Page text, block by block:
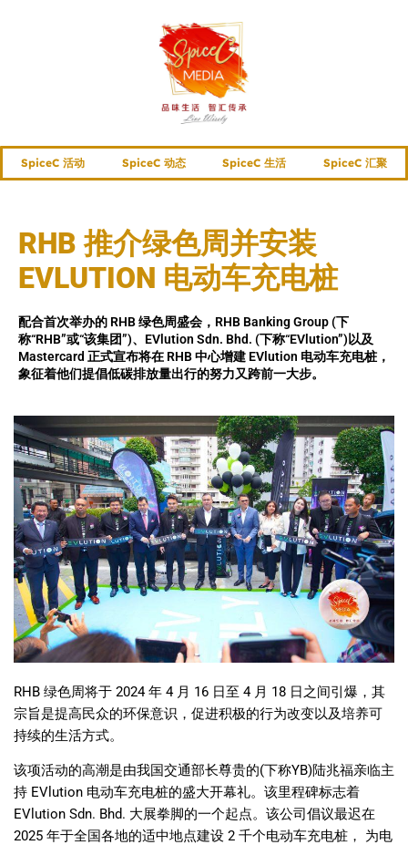
SpiceC 活动 SpiceC 动态 SpiceC 生活 SpiceC 汇聚
RHB 推介绿色周并安装
EVLUTION 电动车充电桩
配合首次举办的 RHB 绿色周盛会，RHB Banking Group (下
称“RHB”或“该集团”)、EVlution Sdn. Bhd. (下称“EVlution”)以及
Mastercard 正式宣布将在 RHB 中心增建 EVlution 电动车充电桩，
象征着他们提倡低碳排放量出行的努力又跨前一大步。
RHB 绿色周将于 2024年 4 月 16 日至 4 月 18 日之间引爆，其
宗旨是提高民众的环保意识，促进积极的行为改变以及培养可
持续的生活方式。
该项活动的高潮是由我国交通部长尊贵的(下称YB)陆兆福亲临主
持 EVlution 电动车充电桩的盛大开幕礼。该里程碑标志着
EVlution Sdn. Bhd. 大展拳脚的一个起点。该公司倡议最迟在
2025 年于全国各地的适中地点建设 2 千个电动车充电桩， 为电